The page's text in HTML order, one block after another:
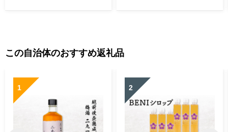
この自治体のおすすめ返礼品
1 2